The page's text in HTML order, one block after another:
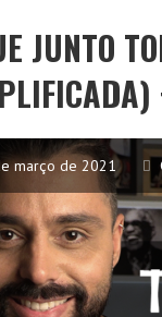
JUNTO
março de 2021